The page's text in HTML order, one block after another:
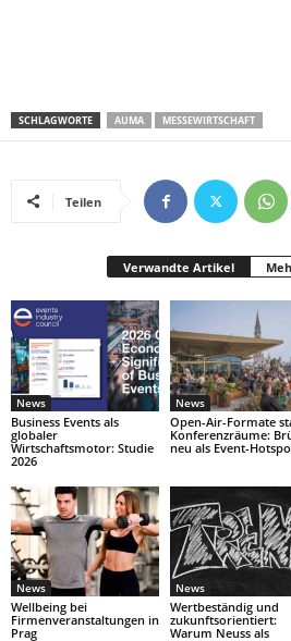
SCHLAGWORTE AUMA MESSEWIRTSCHAFT
Teilen
Verwandte Artikel
News
Business Events als
globaler
Wirtschaftsmotor: Studie
2026
News
Open-Air-Formate
Konferenzräume:
neu als Event-
News
Wellbeing bei
Firmenveranstaltungen in
Prag
News
Wertbeständig und
zukunftsorientiert:
Warum Neuss als